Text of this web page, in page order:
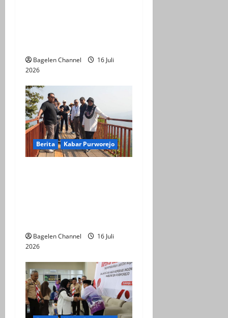
Bagelen Channel
16 Juli
2026
Berita Kabar Purworejo
Bagelen Channel
16 Juli
2026